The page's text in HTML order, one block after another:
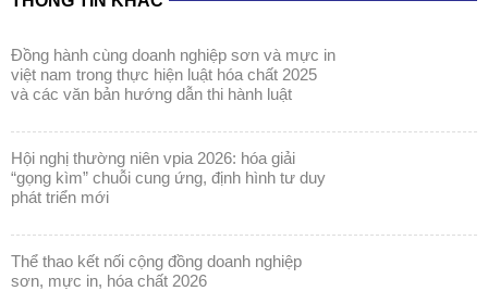
đồng hành cùng doanh nghiệp sơn và mực in
việt nam trong thực hiện luật hóa chất 2025
và các văn bản hướng dẫn thi hành luật
hội nghị thường niên vpia 2026: hóa giải
“gọng kìm” chuỗi cung ứng, định hình tư duy
phát triển mới
thể thao kết nối cộng đồng doanh nghiệp
sơn, mực in, hóa chất 2026